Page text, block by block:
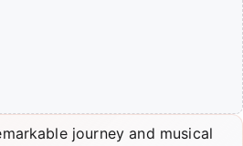
journey and musical